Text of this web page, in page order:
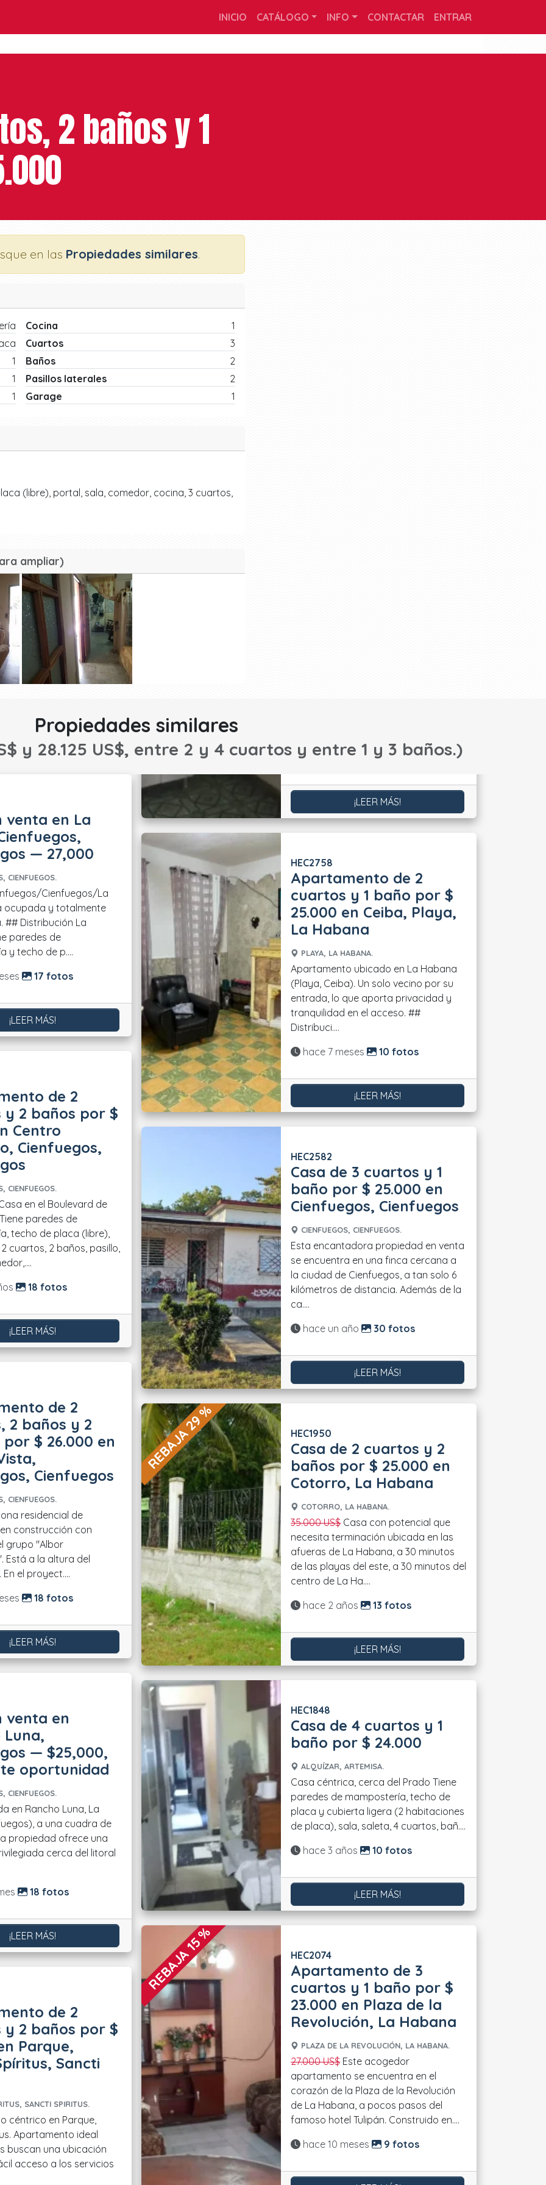
INICIO CATÁLOGO INFO CONTACTAR ENTRAR
2 baños y 1
en las Propiedades similares.
1
1
1
Cocina
1
Cuartos
3
Baños
2
Pasillos laterales
2
Garage
1
(libre), portal, sala, comedor, cocina, 3 cuartos,
ampliar)
Propiedades similares
y 28.125 US$, entre 2 y 4 cuartos y entre 1 y 3 baños.)
venta en La
— 27,000
CIENFUEGOS.
Cienfuegos/La
ocupada y totalmente
paredes de
y techo de p....
17 fotos
¡LEER MÁS!
de 2
y 2 baños por $
Centro
Cienfuegos,
CIENFUEGOS.
techo de placa (libre),
cuartos, 2 baños, pasillo,
18 fotos
¡LEER MÁS!
de 2
2 baños y 2
$ 26.000 en
Cienfuegos
CIENFUEGOS.
residencial de
construcción con
grupo "Albor
Está a la altura del
el proyect....
18 fotos
¡LEER MÁS!
venta en
Luna,
— $25,000,
oportunidad
CIENFUEGOS.
en Rancho Luna, La
a una cuadra de
propiedad ofrece una
cerca del litoral
18 fotos
¡LEER MÁS!
de 2
y 2 baños por $
Parque,
Sancti
SANCTI SPIRITUS.
céntrico en Parque,
Apartamento ideal
buscan una ubicación
acceso a los servicios
¡LEER MÁS!
HEC2758
Apartamento de 2
cuartos y 1 baño por $
25.000 en Ceiba, Playa,
La Habana
PLAYA, LA HABANA.
Apartamento ubicado en La Habana
(Playa, Ceiba). Un solo vecino por su
entrada, lo que aporta privacidad y
tranquilidad en el acceso. ##
Distribuci....
Actualizado:
hace 7 meses 10 fotos
¡LEER MÁS!
HEC2582
Casa de 3 cuartos y 1
baño por $ 25.000 en
Cienfuegos, Cienfuegos
CIENFUEGOS, CIENFUEGOS.
Esta encantadora propiedad en venta
se encuentra en una finca cercana a
la ciudad de Cienfuegos, a tan solo 6
kilómetros de distancia. Además de la
ca....
Actualizado:
hace un año 30 fotos
¡LEER MÁS!
REBAJA 29 % HEC1950
Casa de 2 cuartos y 2
baños por $ 25.000 en
Cotorro, La Habana
COTORRO, LA HABANA.
35.000 US$Casa con potencial que
necesita terminación ubicada en las
afueras de La Habana, a 30 minutos
de las playas del este, a 30 minutos del
centro de La Ha....
Actualizado:
hace 2 años 13 fotos
¡LEER MÁS!
HEC1848
Casa de 4 cuartos y 1
baño por $ 24.000
ALQUÍZAR, ARTEMISA.
Casa céntrica, cerca del Prado Tiene
paredes de mampostería, techo de
placa y cubierta ligera (2 habitaciones
de placa), sala, saleta, 4 cuartos, bañ....
Actualizado:
hace 3 años 10 fotos
¡LEER MÁS!
REBAJA 15 % HEC2074
Apartamento de 3
cuartos y 1 baño por $
23.000 en Plaza de la
Revolución, La Habana
PLAZA DE LA REVOLUCIÓN, LA HABANA.
27.000 US$Este acogedor
apartamento se encuentra en el
corazón de la Plaza de la Revolución
de La Habana, a pocos pasos del
famoso hotel Tulipán. Construido en....
Actualizado:
hace 10 meses 9 fotos